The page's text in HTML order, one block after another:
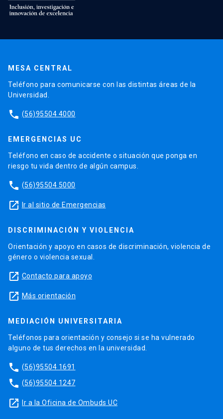
MESA CENTRAL
Teléfono para comunicarse con las distintas áreas de la
Universidad.
phone (56)95504 4000
EMERGENCIAS UC
Teléfono en caso de accidente o situación que ponga en
riesgo tu vida dentro de algún campus.
phone (56)95504 5000
launch Ir al sitio de Emergencias
DISCRIMINACIÓN Y VIOLENCIA
Orientación y apoyo en casos de discriminación, violencia de
género o violencia sexual.
launch Contacto para apoyo
launch Más orientación
MEDIACIÓN UNIVERSITARIA
Teléfonos para orientación y consejo si se ha vulnerado
alguno de tus derechos en la universidad.
phone (56)95504 1691
phone (56)95504 1247
launch Ir a la Oficina de Ombuds UC